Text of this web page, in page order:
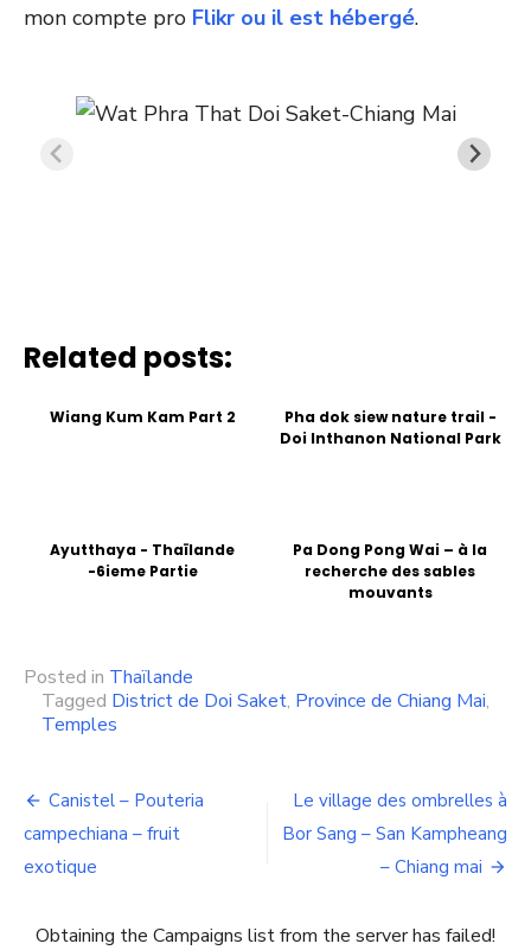
mon compte pro Flikr ou il est hébergé.
Related posts:
Wiang Kum Kam Part 2
Pha dok siew nature trail -
Doi Inthanon National Park
Ayutthaya - Thaïlande
-6ieme Partie
Pa Dong Pong Wai – à la
recherche des sables
mouvants
Posted in Thaïlande
Tagged District de Doi Saket, Province de Chiang Mai,
Temples
Navigation
de
l’article
Canistel – Pouteria
campechiana – fruit
exotique
Le village des ombrelles à
Bor Sang – San Kampheang
– Chiang mai
Obtaining the Campaigns list from the server has failed!